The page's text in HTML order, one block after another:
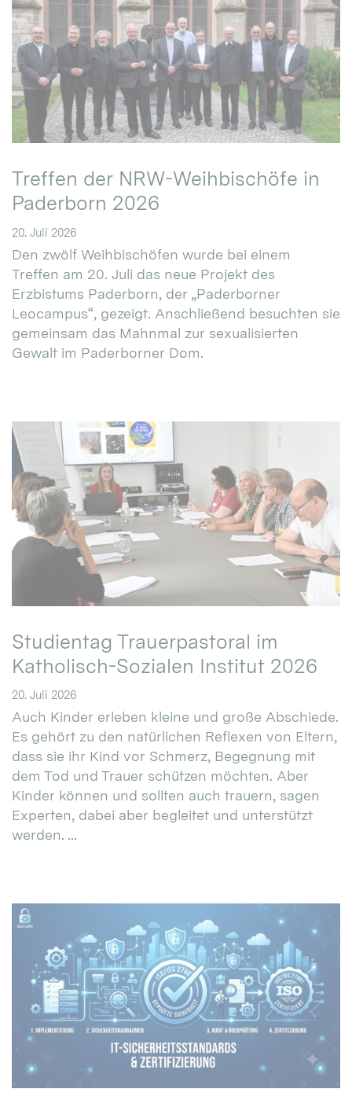
Treffen der NRW-Weihbischöfe in
Paderborn 2026
20. Juli 2026
Den zwölf Weihbischöfen wurde bei einem
Treffen am 20. Juli das neue Projekt des
Erzbistums Paderborn, der „Paderborner
Leocampus“, gezeigt. Anschließend besuchten sie
gemeinsam das Mahnmal zur sexualisierten
Gewalt im Paderborner Dom.
Studientag Trauerpastoral im
Katholisch-Sozialen Institut 2026
20. Juli 2026
Auch Kinder erleben kleine und große Abschiede.
Es gehört zu den natürlichen Reflexen von Eltern,
dass sie ihr Kind vor Schmerz, Begegnung mit
dem Tod und Trauer schützen möchten. Aber
Kinder können und sollten auch trauern, sagen
Experten, dabei aber begleitet und unterstützt
werden. ...